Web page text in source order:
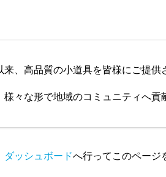
、高品質の小道具を皆様にご提
々な形で地域のコミュニティへ貢
ダッシュボードへ行ってこのページ